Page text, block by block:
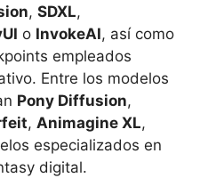
, SDXL,
o InvokeAI, así como
empleados
Entre los modelos
Pony Diffusion,
, Animagine XL,
especializados en
digital.